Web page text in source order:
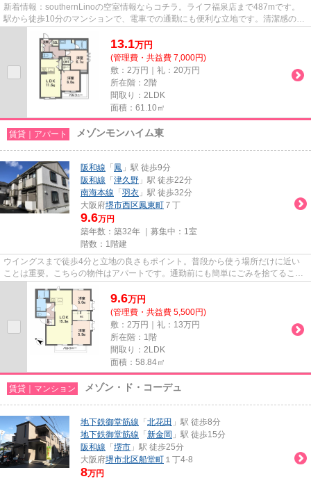
新着情報：southernLinoの空室情報ならコチラ。ライフ福泉店まで487mです。
駅から徒歩10分のマンションで、電車での通勤にも便利な立地です。清潔感のあ
13.1万円
(管理費・共益費 7,000円)
敷：2万円｜礼：20万円
所在階：2階
間取り：2LDK
面積：61.10㎡
賃貸｜アパート メゾンモンハイム東
阪和線 「 鳳 」駅 徒歩9分
阪和線 「 津久野 」駅 徒歩22分
南海本線 「 羽衣 」駅 徒歩32分
大阪府堺市西区鳳東町 ７丁
9.6万円
築年数：築32年 ｜募集中： 1室
階数：1階建
ウイングスまで徒歩4分と立地の良さもポイント。普段から使う場所だけに近い
ことは重要。こちらの物件はアパートです。通勤前にも簡単にごみを捨てること
ができる敷地内ごみ置き場付き...
9.6万円
(管理費・共益費 5,500円)
敷：2万円｜礼：13万円
所在階：1階
間取り：2LDK
面積：58.84㎡
賃貸｜マンション メゾン・ド・コーデュ
地下鉄御堂筋線 「 北花田 」駅 徒歩8分
地下鉄御堂筋線 「 新金岡 」駅 徒歩15分
阪和線 「 堺市 」駅 徒歩25分
大阪府堺市北区船堂町 １丁4-8
8万円